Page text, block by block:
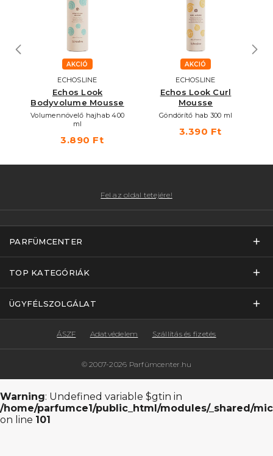
AKCIÓ
ECHOSLINE
Echos Look
Bodyvolume Mousse
Volumennövelő hajhab 400
ml
3.890 Ft
AKCIÓ
ECHOSLINE
Echos Look Curl
Mousse
Göndörítő hab 300 ml
3.390 Ft
Fel az oldal tetejére!
PARFÜMCENTER
TOP KATEGÓRIÁK
ÜGYFÉLSZOLGÁLAT
© 2007-2026 Parfümcenter.hu
ÁSZF Adatvédelem Szállítás és fizetés
Warning: Undefined variable $gtin in
/home/parfumce1/public_html/modules/_shared/
on line 101